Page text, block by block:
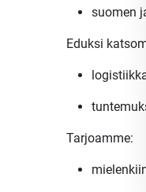
suomen
Eduksi
Tarjoamme: